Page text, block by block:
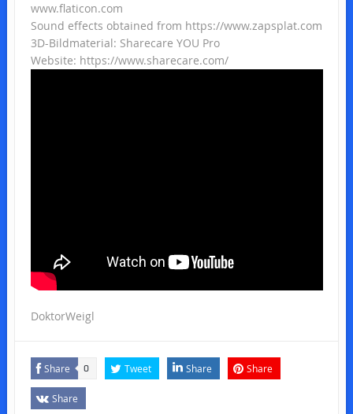
www.flaticon.com
Sound effects obtained from https://www.zapsplat.com
3D-Bildmaterial: Sharecare YOU Pro
Website: https://www.sharecare.com/
DoktorWeigl
Share 0 Tweet Share Share
Share